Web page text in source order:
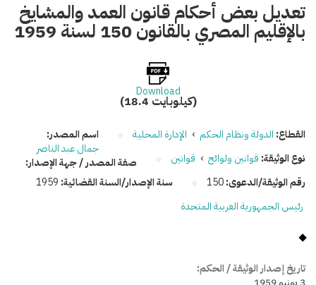
تعديل بعض أحكام قانون العمد والمشايخ
بالإقليم المصري بالقانون 150 لسنة 1959
Download
(18.4 كيلوبايت)
القطاع: الدولة ونظام الحكم › الإدارة المحلية
نوع الوثيقة: قوانين ولوائح › قوانين
رقم الوثيقة/الدعوى:150 سنة الإصدار/السنة القضائية: 1959
اسم المصدر:
جمال عبد الناصر
صفة المصدر / جهة الإصدار:
رئيس الجمهورية العربية المتحدة
تاريخ إصدار الوثيقة / الحكم: